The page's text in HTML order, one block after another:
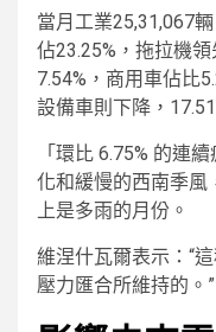
當月工業25,31,067
佔23.25%，拖拉機
7.54%，商用車佔比
設備車則下降，17.51
「環比 6.75% 的連
化和緩慢的西南季風
上是多雨的月份。
維涅什瓦爾表示：“
壓力匯合所維持的。”